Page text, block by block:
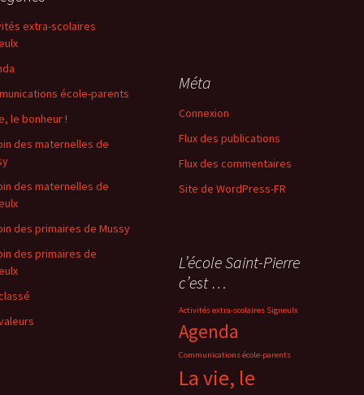
extra-scolaires
école-parents
le bonheur !
des maternelles de
des maternelles de
des primaires de Mussy
des primaires de
Méta
Connexion
Flux des publications
Flux des commentaires
Site de WordPress-FR
L’école Saint-Pierre
c’est …
Activités extra-scolaires Signeulx
Agenda
Communications école-parents
La vie, le